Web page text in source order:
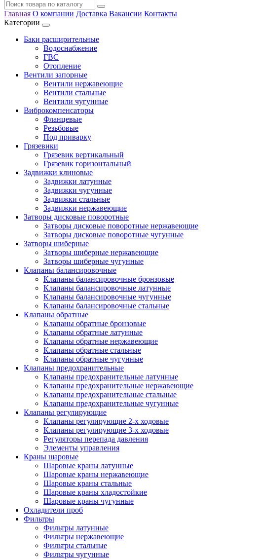
Главная О компании Доставка Вакансии Контакты
Категории
Баки расширительные
Водоснабжение
ГВС
Отопление
Вентили запорные
Вентили нержавеющие
Вентили стальные
Вентили чугунные
Виброкомпенсаторы
Фланцевые
Резьбовые
Под приварку
Грязевики
Грязевик вертикальный
Грязевик горизонтальный
Задвижки клиновые
Задвижки латунные
Задвижки чугунные
Задвижки стальные
Задвижки нержавеющие
Затворы дисковые поворотные
Затворы дисковые поворотные нержавеющие
Затворы дисковые поворотные чугунные
Затворы шиберные
Затворы шиберные нержавеющие
Затворы шиберные чугунные
Клапаны балансировочные
Клапаны балансировочные бронзовые
Клапаны балансировочные латунные
Клапаны балансировочные чугунные
Клапаны балансировочные стальные
Клапаны обратные
Клапаны обратные бронзовые
Клапаны обратные латунные
Клапаны обратные нержавеющие
Клапаны обратные стальные
Клапаны обратные чугунные
Клапаны предохранительные
Клапаны предохранительные латунные
Клапаны предохранительные нержавеющие
Клапаны предохранительные стальные
Клапаны предохранительные чугунные
Клапаны регулирующие
Клапаны регулирующие 2-х ходовые
Клапаны регулирующие 3-х ходовые
Регуляторы перепада давления
Элементы управления
Краны шаровые
Шаровые краны латунные
Шаровые краны нержавеющие
Шаровые краны стальные
Шаровые краны хладостойкие
Шаровые краны чугунные
Охладители проб
Фильтры
Фильтры латунные
Фильтры нержавеющие
Фильтры стальные
Фильтры чугунные